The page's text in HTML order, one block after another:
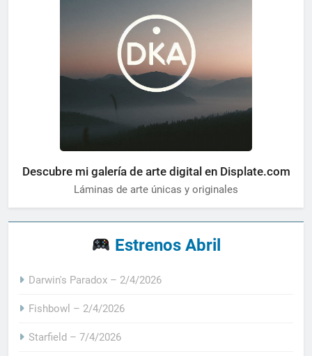
Descubre mi galería de arte digital en Displate.com
Láminas de arte únicas y originales
Estrenos Abril
Darwin's Paradox – 2/4/2026
Fishbowl – 2/4/2026
Starfield – 7/4/2026